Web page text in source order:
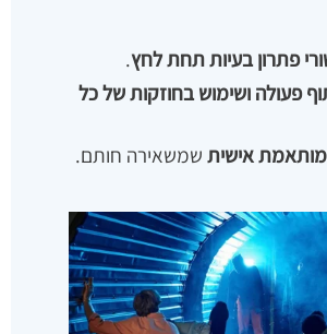
פתרון בעיות תחת לחץ.
פעולה ושימוש בחוזקות של כל
מותאמת אישיתשמשאירה חותם.